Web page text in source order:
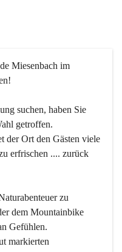
Miesenbach im
suchen, haben Sie
getroffen.
der Ort den Gästen viele
erfrischen .... zurück
zu
dem Mountainbike
Gefühlen.
markierten